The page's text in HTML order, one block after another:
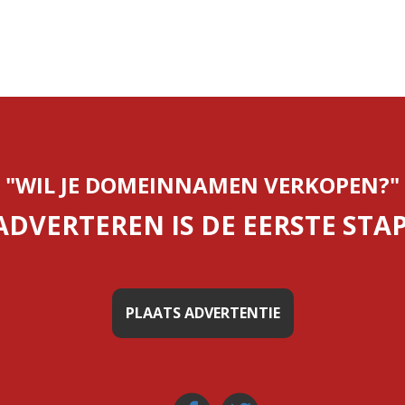
"WIL JE DOMEINNAMEN VERKOPEN?"
IS DE EERSTE
PLAATS ADVERTENTIE